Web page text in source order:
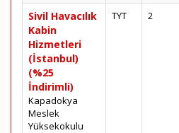
Sivil Havacılık
Kabin
Hizmetleri
(İstanbul)
(%25
İndirimli)
Kapadokya
Meslek
Yüksekokulu
TYT 2